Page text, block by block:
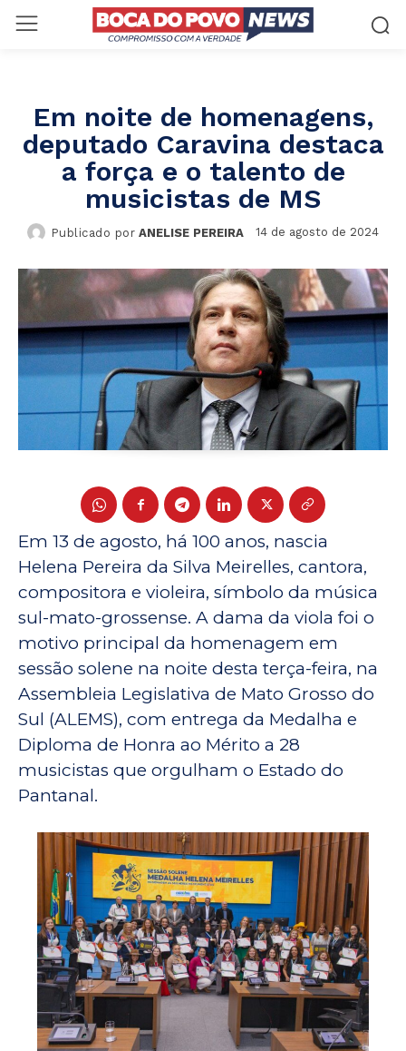
Em noite de homenagens,
deputado Caravina destaca
a força e o talento de
musicistas de MS
Publicado por ANELISE PEREIRA 14 de agosto de 2024
Em 13 de agosto, há 100 anos, nascia
Helena Pereira da Silva Meirelles, cantora,
compositora e violeira, símbolo da música
sul-mato-grossense. A dama da viola foi o
motivo principal da homenagem em
sessão solene na noite desta terça-feira, na
Assembleia Legislativa de Mato Grosso do
Sul (ALEMS), com entrega da Medalha e
Diploma de Honra ao Mérito a 28
musicistas que orgulham o Estado do
Pantanal.